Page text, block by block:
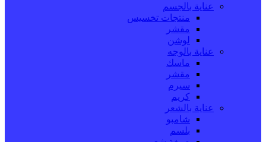
عناية بالجسم
منتجات تخسيس
مقشر
لوشن
عناية بالوجه
ماسك
مقشر
سيرم
كريم
عناية بالشعر
شامبو
بلسم